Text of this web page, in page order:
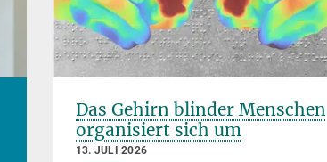
Das Gehirn blinder Menschen
organisiert sich um
13. JULI 2026